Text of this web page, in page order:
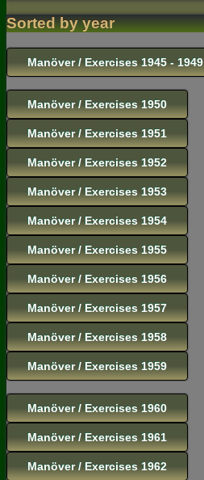
Sorted by year
Manöver / Exercises 1945 - 1949
Manöver / Exercises 1950
Manöver / Exercises 1951
Manöver / Exercises 1952
Manöver / Exercises 1953
Manöver / Exercises 1954
Manöver / Exercises 1955
Manöver / Exercises 1956
Manöver / Exercises 1957
Manöver / Exercises 1958
Manöver / Exercises 1959
Manöver / Exercises 1960
Manöver / Exercises 1961
Manöver / Exercises 1962